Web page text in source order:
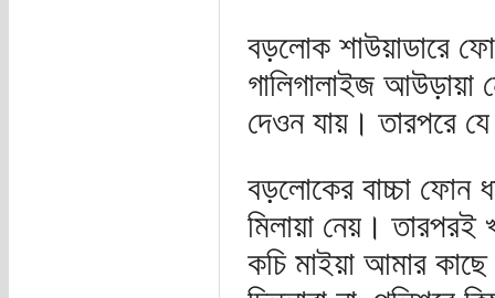
বড়লোক শাউয়াডারে
গালিগালাইজ
দেওন যায়। তারপরে
বড়লোকের বাচ্চা ফোন
মিলায়া নেয়।
কচি মাইয়া আমার